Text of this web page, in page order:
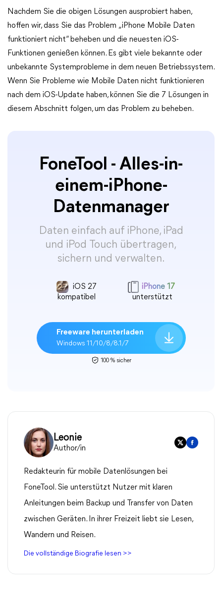
Nachdem Sie die obigen Lösungen ausprobiert haben,
hoffen wir, dass Sie das Problem „iPhone Mobile Daten
funktioniert nicht“ beheben und die neuesten iOS-
Funktionen genießen können. Es gibt viele bekannte oder
unbekannte Systemprobleme in dem neuen Betriebssystem.
Wenn Sie Probleme wie Mobile Daten nicht funktionieren
nach dem iOS-Update haben, können Sie die 7 Lösungen in
diesem Abschnitt folgen, um das Problem zu beheben.
FoneTool - Alles-in-
einem-iPhone-
Datenmanager
Daten einfach auf iPhone, iPad
und iPod Touch übertragen,
sichern und verwalten.
iOS 27
kompatibel
iPhone 17
unterstützt
Freeware herunterladen
Windows 11/10/8/8.1/7
100 % sicher
Leonie
Author/in
Redakteurin für mobile Datenlösungen bei
FoneTool. Sie unterstützt Nutzer mit klaren
Anleitungen beim Backup und Transfer von Daten
zwischen Geräten. In ihrer Freizeit liebt sie Lesen,
Wandern und Reisen.
Die vollständige Biografie lesen >>